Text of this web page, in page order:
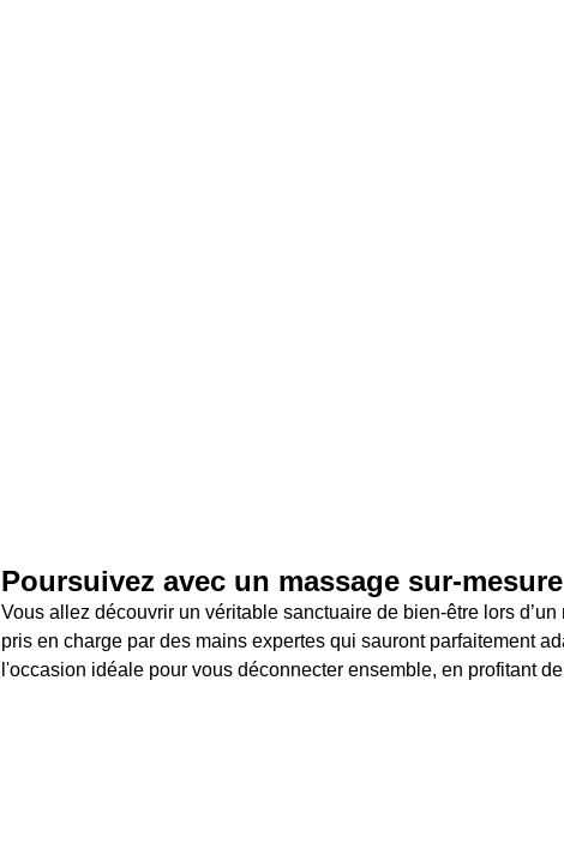
Poursuivez avec un massage sur-mesure
Vous allez découvrir un véritable sanctuaire de bien-être lors
pris en charge par des mains expertes qui sauront parfaitement
l'occasion idéale pour vous déconnecter ensemble, en profitant